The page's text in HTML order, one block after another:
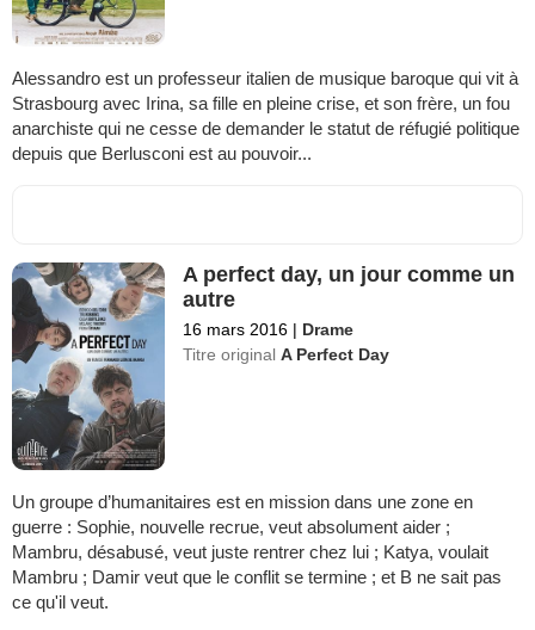
Alessandro est un professeur italien de musique baroque qui vit à
Strasbourg avec Irina, sa fille en pleine crise, et son frère, un fou
anarchiste qui ne cesse de demander le statut de réfugié politique
depuis que Berlusconi est au pouvoir...
A perfect day, un jour comme un
autre
16 mars 2016 | Drame
Titre originalA Perfect Day
Un groupe d’humanitaires est en mission dans une zone en
guerre : Sophie, nouvelle recrue, veut absolument aider ;
Mambru, désabusé, veut juste rentrer chez lui ; Katya, voulait
Mambru ; Damir veut que le conflit se termine ; et B ne sait pas
ce qu'il veut.